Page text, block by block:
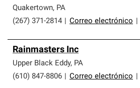
Quakertown, PA
(267) 371-2814
Correo electrónico
Rainmasters Inc
Upper Black Eddy, PA
(610) 847-8806
Correo electrónico